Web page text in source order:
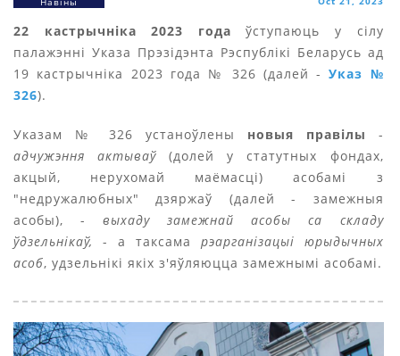
22 кастрычніка 2023 года ўступаюць у сілу
палажэнні Указа Прэзідэнта Рэспублікі Беларусь ад
19 кастрычніка 2023 года № 326 (далей -Указ №
326).
Указам № 326 устаноўлены новыя правілы -
адчужэння актываў (долей у статутных фондах,
акцый, нерухомай маёмасці) асобамі з
"недружалюбных" дзяржаў (далей - замежныя
асобы), -выхаду замежнай асобы са складу
ўдзельнікаў,
- а таксама рэарганізацыі юрыдычных
асоб, удзельнікі якіх з'яўляюцца замежнымі асобамі.